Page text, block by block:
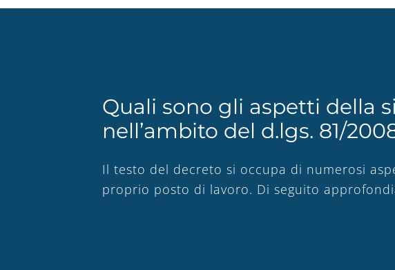
Quali sono gli aspetti della
nell’ambito del d.lgs. 81/
Il testo del decreto si occupa di numerosi
proprio posto di lavoro. Di seguito